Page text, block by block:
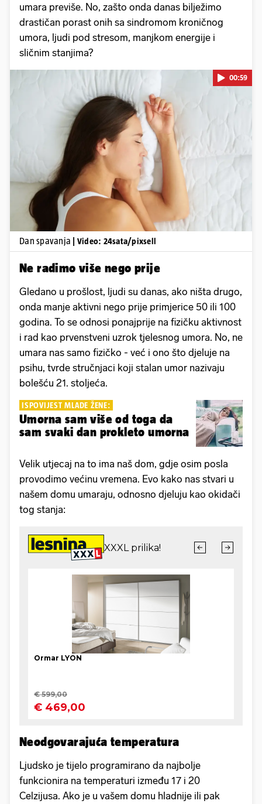
umara previše. No, zašto onda danas bilježimo
drastičan porast onih sa sindromom kroničnog
umora, ljudi pod stresom, manjkom energije i
sličnim stanjima?
Pokretanje videa...
00:59
Dan spavanja | Video: 24sata/pixsell
Ne radimo više nego prije
Gledano u prošlost, ljudi su danas, ako ništa drugo,
onda manje aktivni nego prije primjerice 50 ili 100
godina. To se odnosi ponajprije na fizičku aktivnost
i rad kao prvenstveni uzrok tjelesnog umora. No, ne
umara nas samo fizičko - već i ono što djeluje na
psihu, tvrde stručnjaci koji stalan umor nazivaju
bolešću 21. stoljeća.
ISPOVIJEST MLADE ŽENE:
Umorna sam više od toga da
sam svaki dan prokleto umorna
Velik utjecaj na to ima naš dom, gdje osim posla
provodimo većinu vremena. Evo kako nas stvari u
našem domu umaraju, odnosno djeluju kao okidači
tog stanja:
Neodgovarajuća temperatura
Ljudsko je tijelo programirano da najbolje
funkcionira na temperaturi između 17 i 20
Celzijusa. Ako je u vašem domu hladnije ili pak